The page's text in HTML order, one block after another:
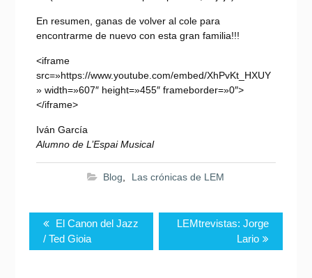
En resumen, ganas de volver al cole para
encontrarme de nuevo con esta gran familia!!!
<iframe
src=»https://www.youtube.com/embed/XhPvKt_HXUY
» width=»607″ height=»455″ frameborder=»0″>
</iframe>
Iván García
Alumno de L’Espai Musical
Blog Las crónicas de LEM
de
entradas
Previous
post:
El Canon del Jazz
/ Ted Gioia
Next
LEMtrevistas: Jorge
Lario